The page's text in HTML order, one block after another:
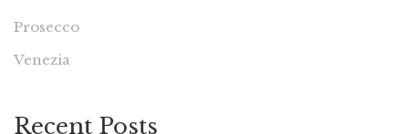
Prosecco
Venezia
Recent Posts